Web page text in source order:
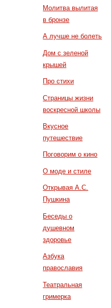
Молитва вылитая
в бронзе
А лучше не болеть
Дом с зеленой
крышей
Про стихи
Страницы жизни
воскресной школы
Вкусное
путешествие
Поговорим о кино
О моде и стиле
Открывая А.С.
Пушкина
Беседы о
душевном
здоровье
Азбука
православия
Театральная
гримерка